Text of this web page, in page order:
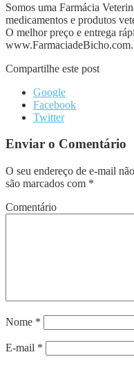
Somos uma Farmácia
medicamentos e produtos
O melhor preço e entrega
Compartilhe este post
Google
Facebook
Twitter
Enviar o Comentário
O seu endereço de e-mail
são marcados com *
Comentário
Nome *
E-mail *